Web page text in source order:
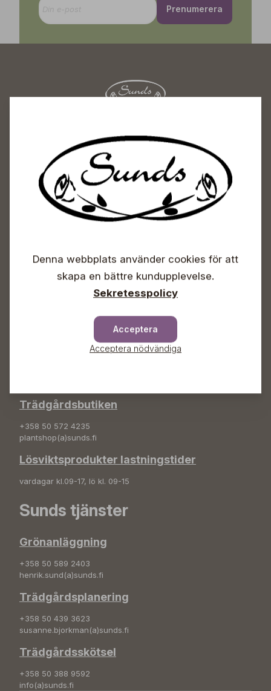
Prenumerera
Öppet
Vardagar 09-18
Lördagar 09-16
Söndagar Självbetjäning
info(a)sunds.fi
Adress
Blombeställningar
Trädgårdsbutiken
+358 50 572 4235
plantshop(a)sunds.fi
Lösviktsprodukter lastningstider
vardagar kl.09-17, lö kl. 09-15
Sunds tjänster
Grönanläggning
+358 50 589 2403
henrik.sund(a)sunds.fi
Trädgårdsplanering
+358 50 439 3623
susanne.bjorkman(a)sunds.fi
Trädgårdsskötsel
+358 50 388 9592
info(a)sunds.fi
Denna webbplats använder cookies för att
skapa en bättre kundupplevelse.
Sekretesspolicy
Acceptera
Acceptera nödvändiga